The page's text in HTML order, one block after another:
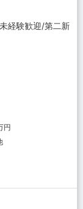
経験歓迎/第二新
円